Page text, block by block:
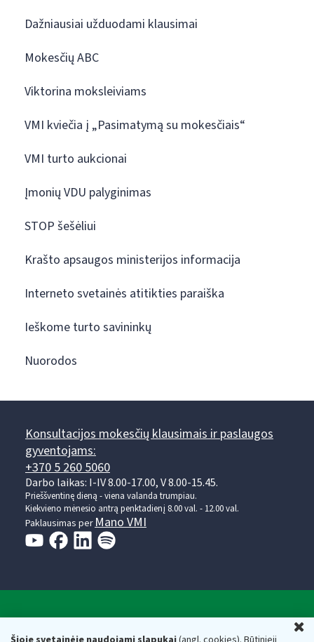
Dažniausiai užduodami klausimai
Mokesčių ABC
Viktorina moksleiviams
VMI kviečia į „Pasimatymą su mokesčiais“
VMI turto aukcionai
Įmonių VDU palyginimas
STOP šešėliui
Krašto apsaugos ministerijos informacija
Interneto svetainės atitikties paraiška
Ieškome turto savininkų
Nuorodos
Konsultacijos mokesčių klausimais ir paslaugos
gyventojams:
+370 5 260 5060
Darbo laikas: I-IV 8.00-17.00, V 8.00-15.45.
Prieššventinę dieną - viena valanda trumpiau.
Kiekvieno mėnesio antrą penktadienį 8.00 val. - 12.00 val.
Paklausimas perMano VMI
Valstybinė mokesčių inspekcija prie Lietuvos